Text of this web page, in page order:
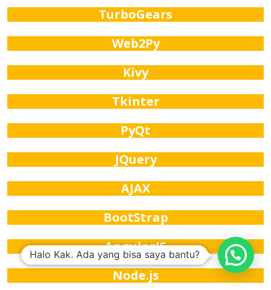
TurboGears
Web2Py
Kivy
Tkinter
PyQt
JQuery
AJAX
BootStrap
AngularJS
Node.js
Halo Kak. Ada yang bisa saya bantu?